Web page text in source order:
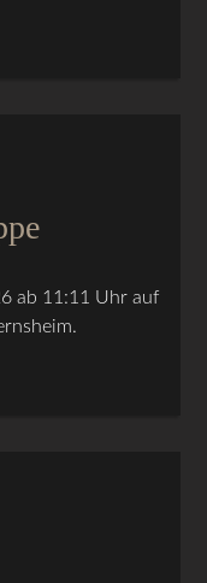
ab 11:11 Uhr auf